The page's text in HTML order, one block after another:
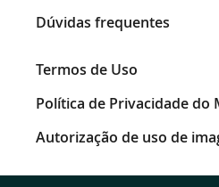
Dúvidas frequentes
Termos de Uso
Política de Privacidade do
Autorização de uso de